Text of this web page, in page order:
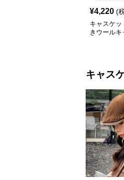
¥4,220 (
キャスケ
きウール
キャス